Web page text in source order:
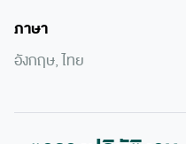
ภาษา
อังกฤษ, ไทย